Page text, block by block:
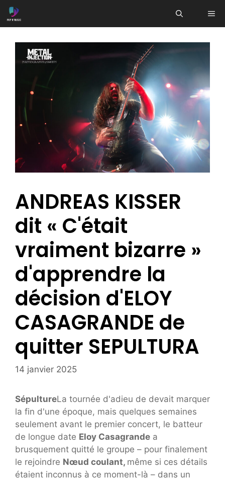
Aller
au
ANDREAS KISSER
dit « C'était
vraiment bizarre »
d'apprendre la
décision d'ELOY
CASAGRANDE de
quitter SEPULTURA
14 janvier 2025
SépultureLa tournée d'adieu de devait marquer
la fin d'une époque, mais quelques semaines
seulement avant le premier concert, le batteur
de longue date Eloy Casagrande a
brusquement quitté le groupe – pour finalement
le rejoindre Nœud coulant, même si ces détails
étaient inconnus à ce moment-là – dans un